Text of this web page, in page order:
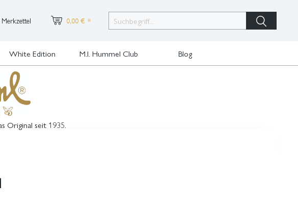
Merkzettel 0,00 € *
White Edition M.I. Hummel Club Blog
Original seit 1935.